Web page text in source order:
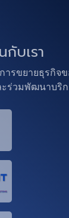
บเรา
ารขยายธุรกิจ
ะร่วมพัฒนาบริ